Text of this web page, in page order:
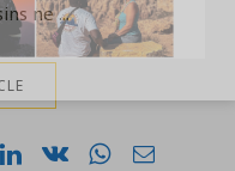
ne ...